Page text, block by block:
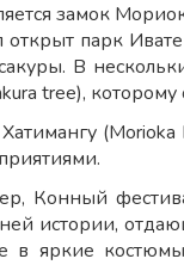
замок
парк
В
tree), которому
(Morioka
Конный
истории,
яркие